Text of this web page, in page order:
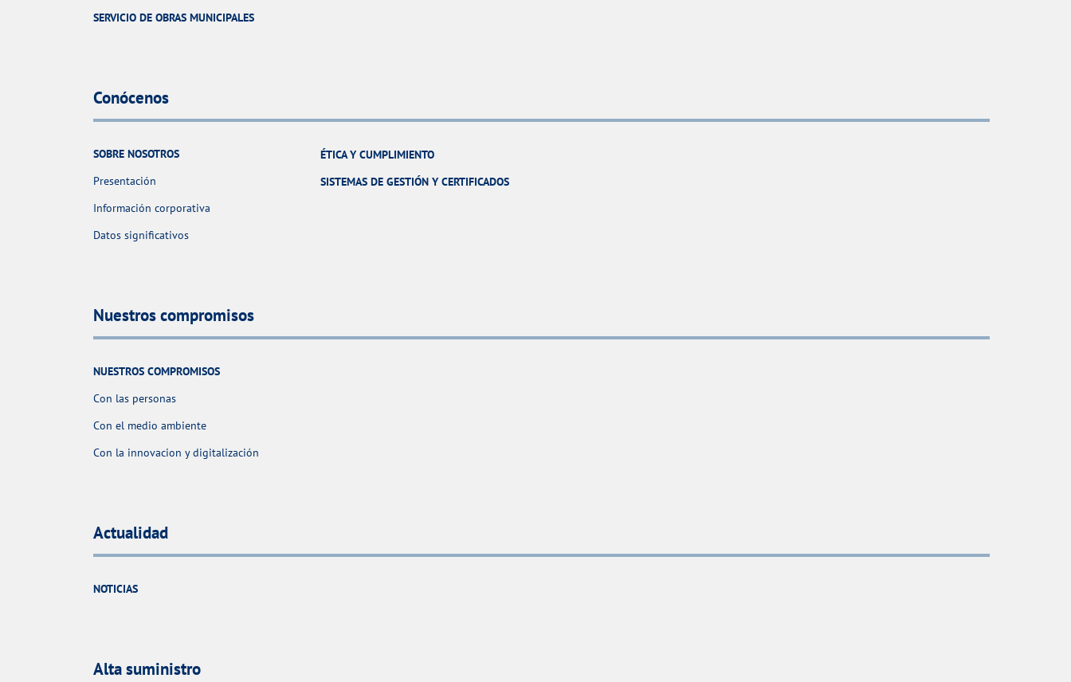
SERVICIO DE OBRAS MUNICIPALES
Conócenos
SOBRE NOSOTROS
Presentación
Información corporativa
Datos significativos
ÉTICA Y CUMPLIMIENTO
SISTEMAS DE GESTIÓN Y CERTIFICADOS
Nuestros compromisos
NUESTROS COMPROMISOS
Con las personas
Con el medio ambiente
Con la innovacion y digitalización
Actualidad
NOTICIAS
Alta suministro